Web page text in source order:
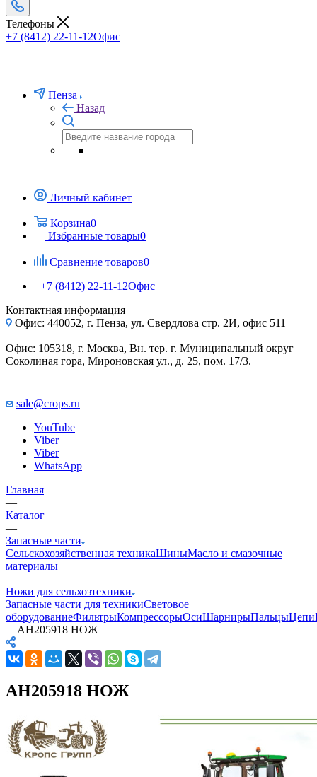
Телефоны
+7 (8412) 22-11-12Офис
Пенза
Назад
Личный кабинет
Корзина0
Избранные товары0
Сравнение товаров0
+7 (8412) 22-11-12Офис
Контактная информация
Офис: 440052, г. Пенза, ул. Свердлова стр. 2И, офис 511
Офис: 105318, г. Москва, Вн. тер. г. Муниципальный округ
Соколиная гора, Мироновская ул., д. 25, пом. 17/3.
sale@crops.ru
YouTube
Viber
Viber
WhatsApp
Главная
—
Каталог
—
Запасные части
Сельскохозяйственная техникаШиныМасло и смазочные
материалы
—
Ножи для сельхозтехники
Запасные части для техникиСветовое
оборудованиеФильтрыКомпрессорыОсиШарнирыПальцыЦепи
—AH205918 НОЖ
AH205918 НОЖ